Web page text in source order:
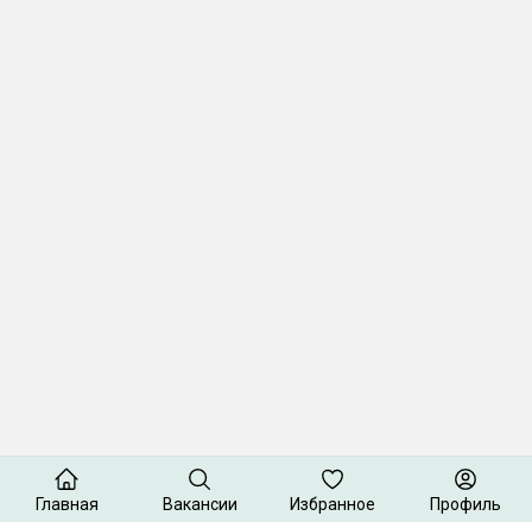
Главная Вакансии Избранное Профиль